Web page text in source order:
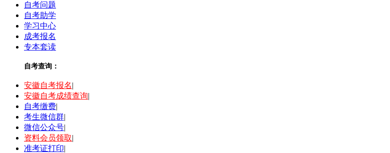
自考问题
自考助学
学习中心
成考报名
专本套读
自考查询：
安徽自考报名|
安徽自考成绩查询|
自考缴费|
考生微信群|
微信公众号|
资料会员领取|
准考证打印|